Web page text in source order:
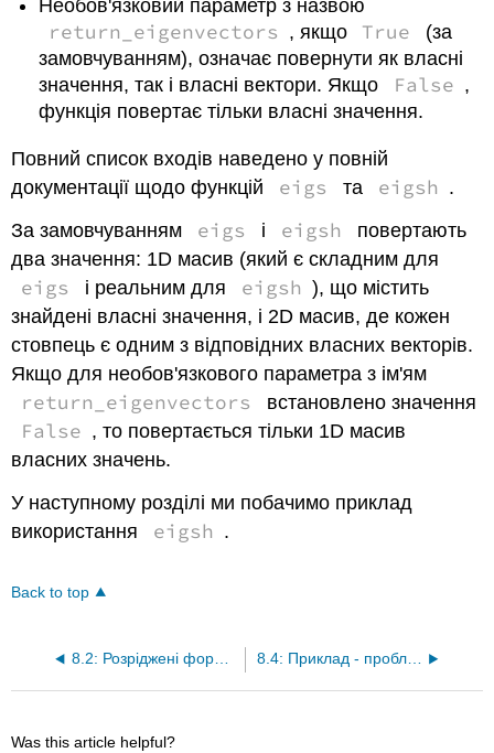
Необов'язковий параметр з назвою
return_eigenvectors , якщо True
(за
замовчуванням), означає повернути як власні
значення, так і власні вектори. Якщо
False ,
функція повертає тільки власні значення.
Повний список входів наведено у повній
документації щодо функцій
eigs та eigsh .
За замовчуванням
eigs і eigsh
повертають
два значення: 1D масив (який є складним для
eigs і реальним для eigsh ), що містить
знайдені власні значення, і 2D масив, де кожен
стовпець є одним з відповідних власних векторів.
Якщо для необов'язкового параметра з ім'ям
return_eigenvectors встановлено значення
False , то повертається тільки 1D масив
власних значень.
У наступному розділі ми побачимо приклад
використання
eigsh .
Back to top
8.2: Розріджені формати матриць 8.4: Приклад - проблема частинок в коробці
Was this article helpful?